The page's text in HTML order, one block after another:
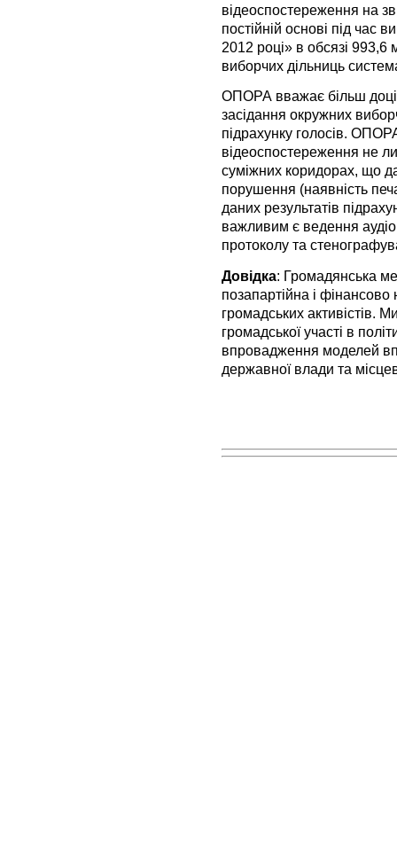
відеоспостереження на
постійній основі під час
2012 році» в обсязі
виборчих дільниць
ОПОРА вважає більш
засідання окружних
підрахунку голосів.
відеоспостереження не
суміжних коридорах, що
порушення (наявність
даних результатів
важливим є ведення
протоколу та
Довідка: Громадянська
позапартійна і
громадських активістів.
громадської участі в
впровадження моделей
державної влади та